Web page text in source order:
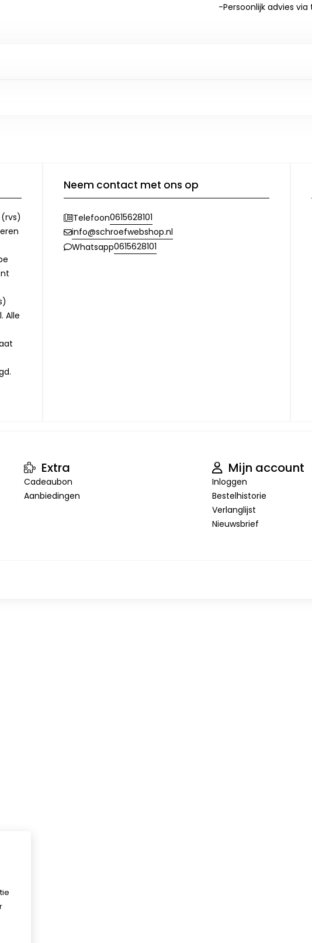
-Persoonlijk advies
Alle
Neem contact met ons op
Telefoon0615628101
info@schroefwebshop.nl
Whatsapp0615628101
Extra
Cadeaubon
Aanbiedingen
Mijn account
Inloggen
Bestelhistorie
Verlanglijst
Nieuwsbrief